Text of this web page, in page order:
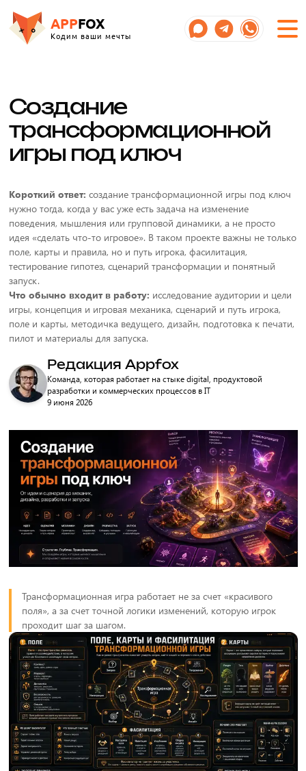
APPFOX
Кодим ваши мечты
Создание
трансформационной
игры под ключ
Короткий ответ: создание трансформационной игры под ключ
нужно тогда, когда у вас уже есть задача на изменение
поведения, мышления или групповой динамики, а не просто
идея «сделать что-то игровое». В таком проекте важны не только
поле, карты и правила, но и путь игрока, фасилитация,
тестирование гипотез, сценарий трансформации и понятный
запуск.
Что обычно входит в работу: исследование аудитории и цели
игры, концепция и игровая механика, сценарий и путь игрока,
поле и карты, методичка ведущего, дизайн, подготовка к печати,
пилот и материалы для запуска.
Редакция Appfox
Команда, которая работает на стыке digital, продуктовой
разработки и коммерческих процессов в IT
9 июня 2026
Трансформационная игра работает не за счет «красивого
поля», а за счет точной логики изменений, которую игрок
проходит шаг за шагом.